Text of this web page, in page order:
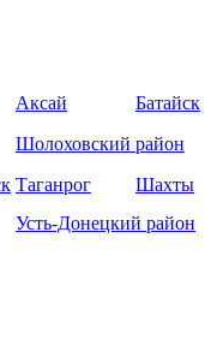
Аксай
Батайск
Шолоховский район
Таганрог
Шахты
Усть-Донецкий район